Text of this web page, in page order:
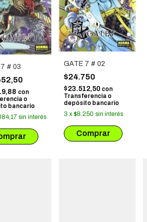
# 03
con
o
bancario
sin interés
GATE 7 # 02
$24.750
$23.512,50 con
Transferencia o
depósito bancario
3 x $8.250 sin interés